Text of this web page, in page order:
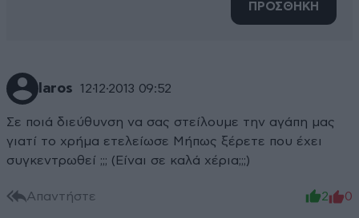
ΠΡΟΣΘΗΚΗ
laros 12·12·2013 09:52
Σε ποιά διεύθυνση να σας στείλουμε την αγάπη μας
γιατί το χρήμα ετελείωσε Μήπως ξέρετε που έχει
συγκεντρωθεί ;;; (Είναι σε καλά χέρια;;;)
Απαντήστε 2 0